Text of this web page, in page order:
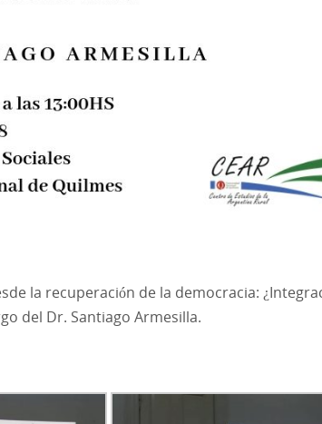
la recuperación de la democracia:
del Dr. Santiago Armesilla.